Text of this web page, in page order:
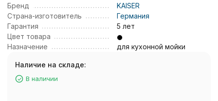
Бренд
KAISER
Страна-изготовитель
Германия
Гарантия
5 лет
Цвет товара
Назначение
для кухонной мойки
Наличие на складе:
В наличии